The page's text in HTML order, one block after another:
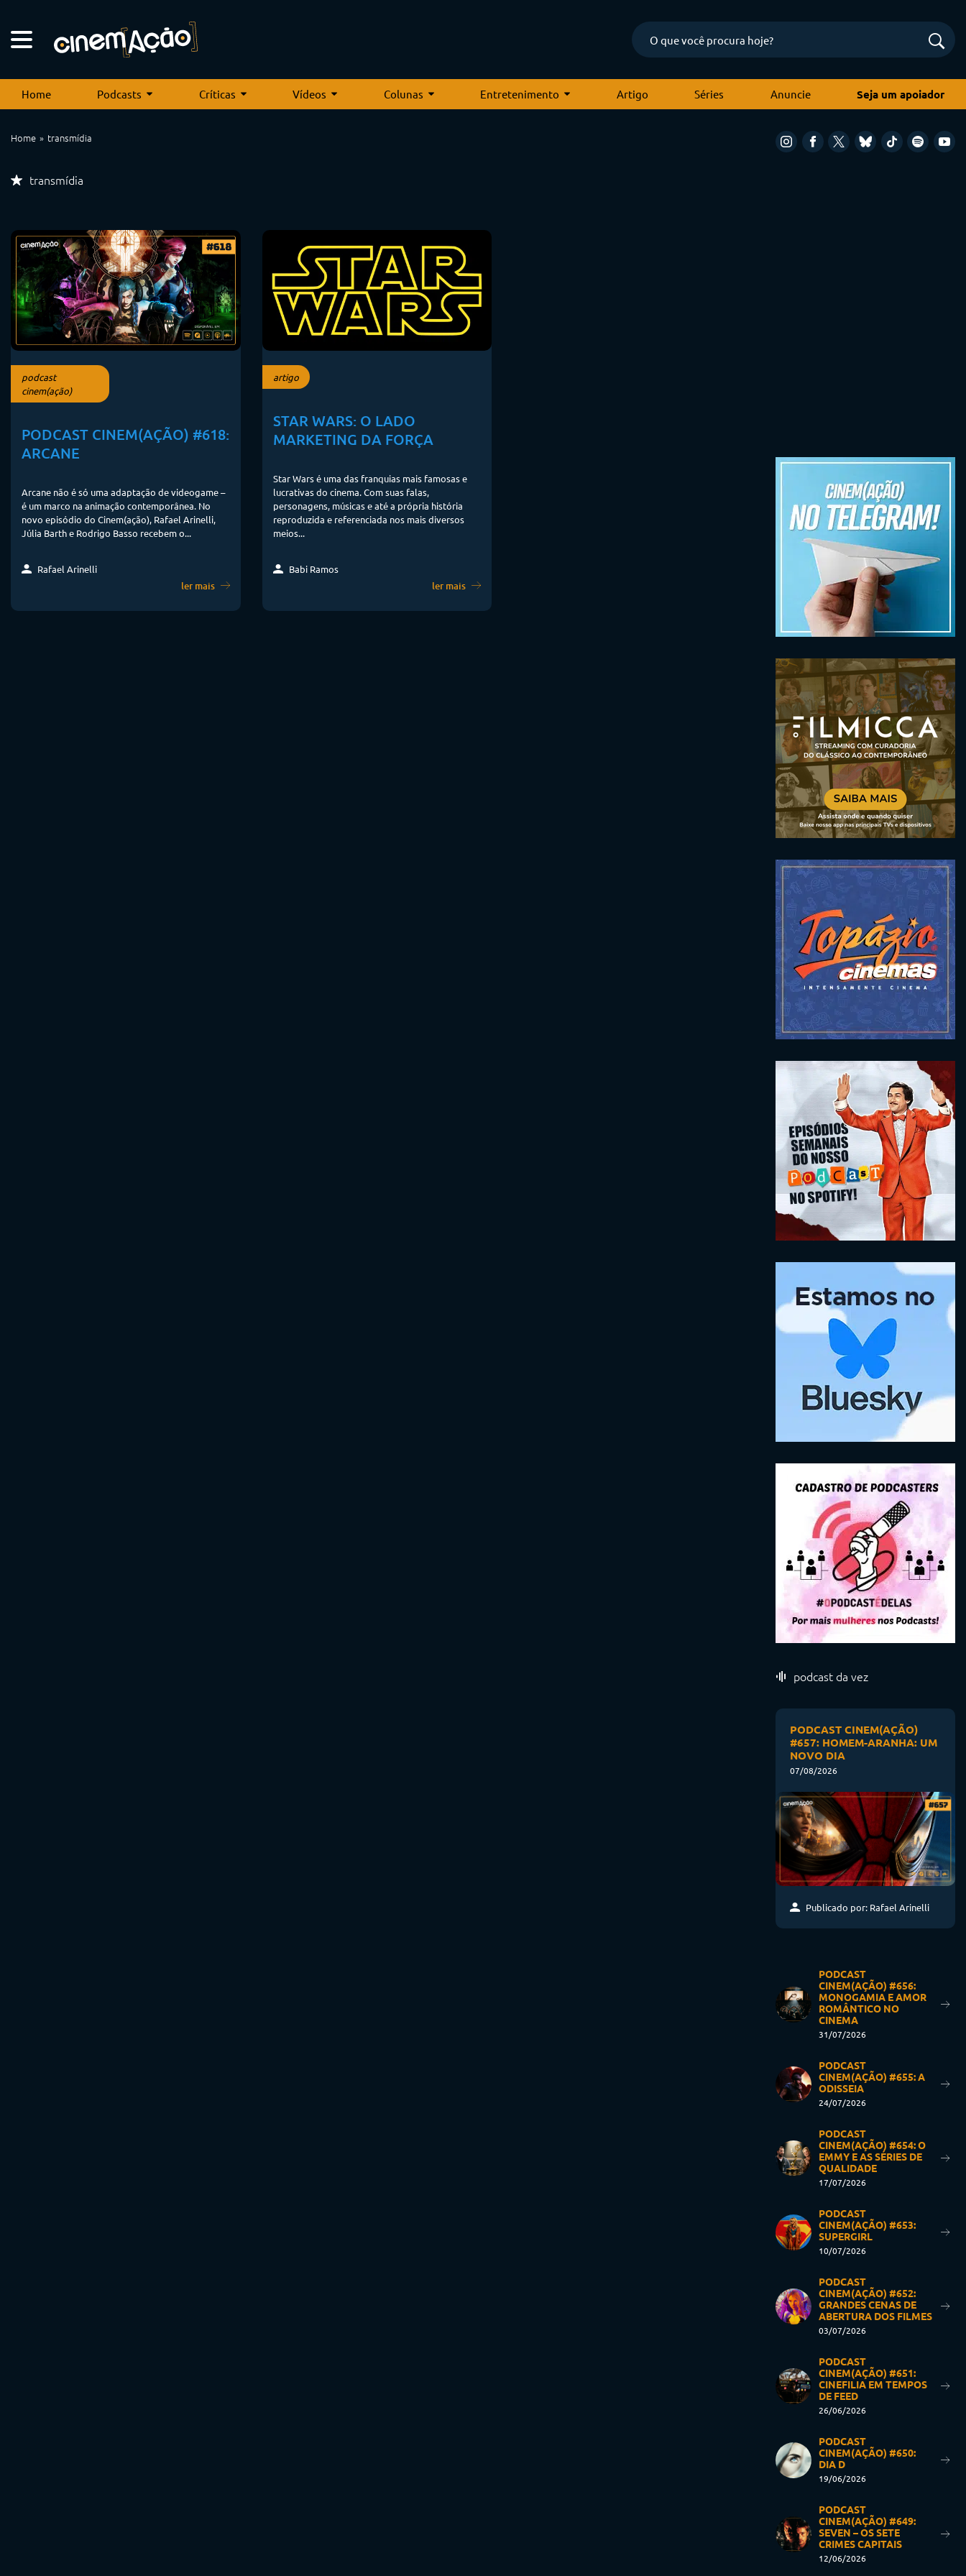
Home Podcasts Críticas Vídeos Colunas Entretenimento Artigo Séries Anuncie Seja um apoiador
Home transmídia
transmídia
podcast
cinem(ação)
PODCAST CINEM(AÇÃO) #618:
ARCANE
Arcane não é só uma adaptação de videogame –
é um marco na animação contemporânea. No
novo episódio do Cinem(ação), Rafael Arinelli,
Júlia Barth e Rodrigo Basso recebem o...
Rafael Arinelli
ler mais
artigo
STAR WARS: O LADO
MARKETING DA FORÇA
Star Wars é uma das franquias mais famosas e
lucrativas do cinema. Com suas falas,
personagens, músicas e até a própria história
reproduzida e referenciada nos mais diversos
meios...
Babi Ramos
ler mais
podcast da vez
PODCAST CINEM(AÇÃO)
#657: HOMEM-ARANHA: UM
NOVO DIA
07/08/2026
Publicado por: Rafael Arinelli
PODCAST
CINEM(AÇÃO) #656:
MONOGAMIA E AMOR
ROMÂNTICO NO
CINEMA
31/07/2026
PODCAST
CINEM(AÇÃO) #655: A
ODISSEIA
24/07/2026
PODCAST
CINEM(AÇÃO) #654: O
EMMY E AS SÉRIES DE
QUALIDADE
17/07/2026
PODCAST
CINEM(AÇÃO) #653:
SUPERGIRL
10/07/2026
PODCAST
CINEM(AÇÃO) #652:
GRANDES CENAS DE
ABERTURA DOS FILMES
03/07/2026
PODCAST
CINEM(AÇÃO) #651:
CINEFILIA EM TEMPOS
DE FEED
26/06/2026
PODCAST
CINEM(AÇÃO) #650:
DIA D
19/06/2026
PODCAST
CINEM(AÇÃO) #649:
SEVEN – OS SETE
CRIMES CAPITAIS
12/06/2026